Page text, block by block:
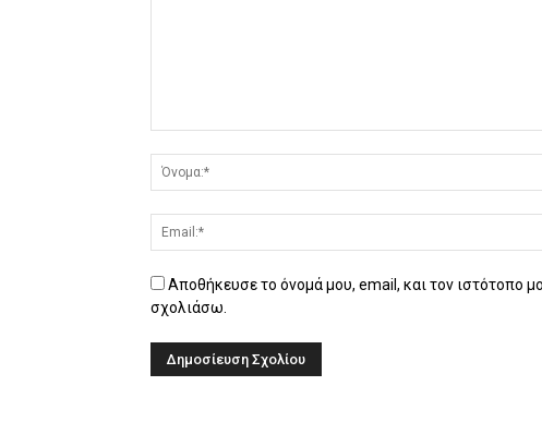
Αποθήκευσε το όνομά μου, email, και τον ιστότοπο
σχολιάσω.